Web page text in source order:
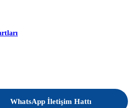
WhatsApp İletişim Hattı